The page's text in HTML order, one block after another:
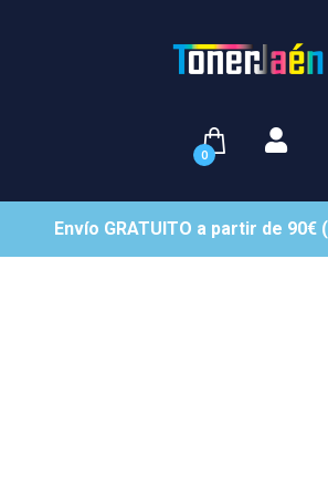
0
Envío GRATUITO a partir de 90€